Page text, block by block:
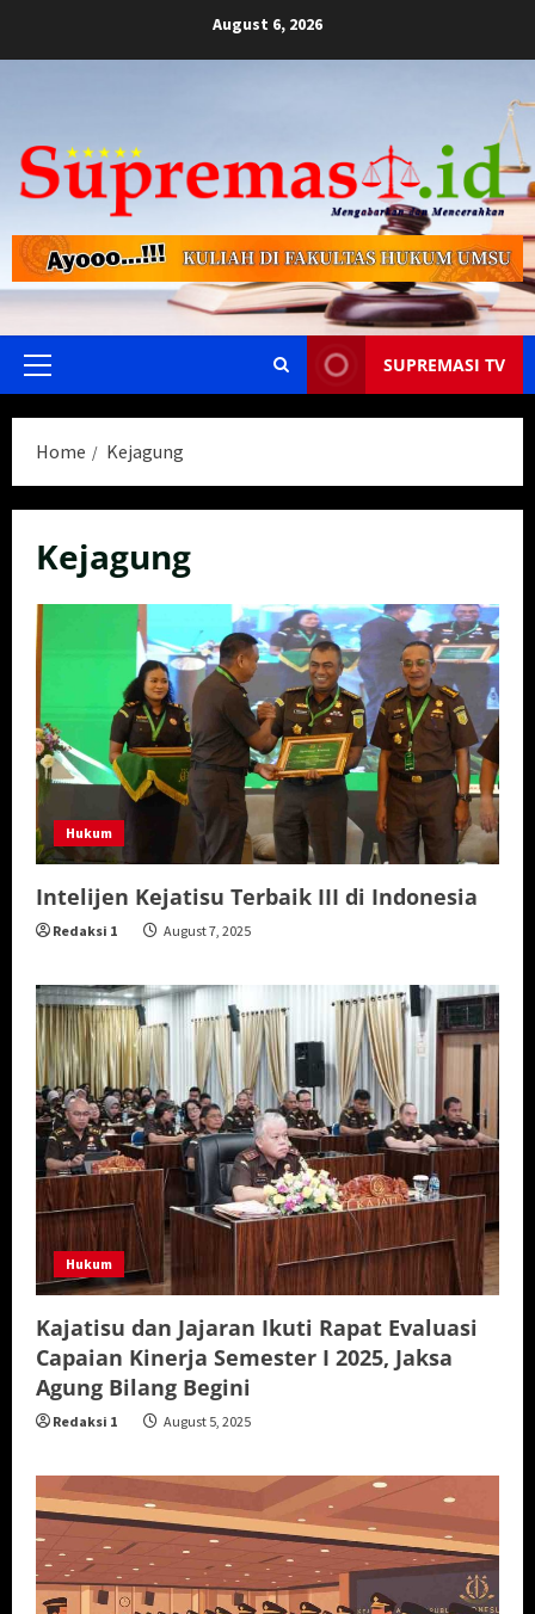
August 6, 2026
Primary
SUPREMASI TV
Home Kejagung
Kejagung
Hukum
Intelijen Kejatisu Terbaik III di Indonesia
Redaksi 1 August 7, 2025
Hukum
Kajatisu dan Jajaran Ikuti Rapat Evaluasi
Capaian Kinerja Semester I 2025, Jaksa
Agung Bilang Begini
Redaksi 1 August 5, 2025